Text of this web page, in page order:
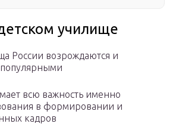
училище
России возрождаются и
популярными
всю важность именно
в формировании и
кадров